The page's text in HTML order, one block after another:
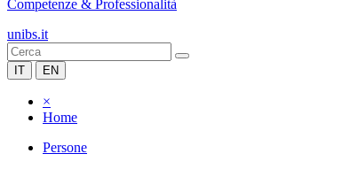
Competenze & Professionalità
unibs.it
IT EN
×
Home
Persone